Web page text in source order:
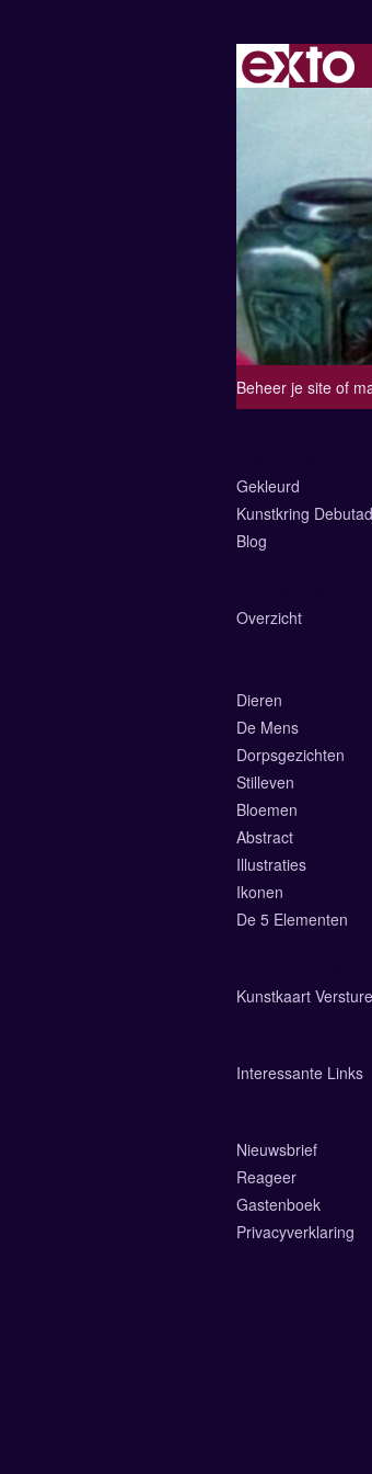
Beheer je site of
Gekleurd
Kunstkring
Blog
Overzicht
Dieren
De Mens
Dorpsgezichten
Stilleven
Bloemen
Abstract
Illustraties
Ikonen
De 5 Elementen
Kunstkaart
Interessante Links
Nieuwsbrief
Reageer
Gastenboek
Privacyverklaring